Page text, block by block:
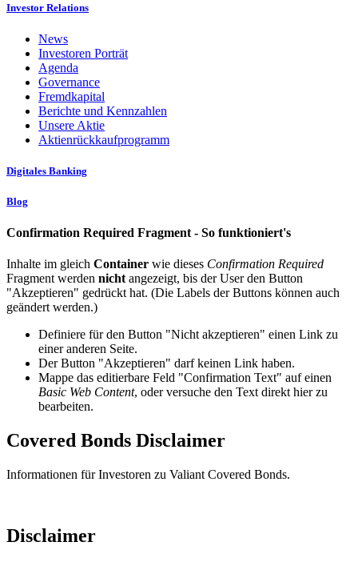
Investor Relations
News
Investoren Porträt
Agenda
Governance
Fremdkapital
Berichte und Kennzahlen
Unsere Aktie
Aktienrückkaufprogramm
Digitales Banking
Blog
Confirmation Required Fragment - So funktioniert's
Inhalte im gleich Container wie dieses Confirmation Required
Fragment werden nichtangezeigt, bis der User den Button
"Akzeptieren" gedrückt hat. (Die Labels der Buttons können auch
geändert werden.)
Definiere für den Button "Nicht akzeptieren" einen Link zu
einer anderen Seite.
Der Button "Akzeptieren" darf keinen Link haben.
Mappe das editierbare Feld "Confirmation Text" auf einen
Basic Web Content, oder versuche den Text direkt hier zu
bearbeiten.
Covered Bonds Disclaimer
Informationen für Investoren zu Valiant Covered Bonds.
Disclaimer